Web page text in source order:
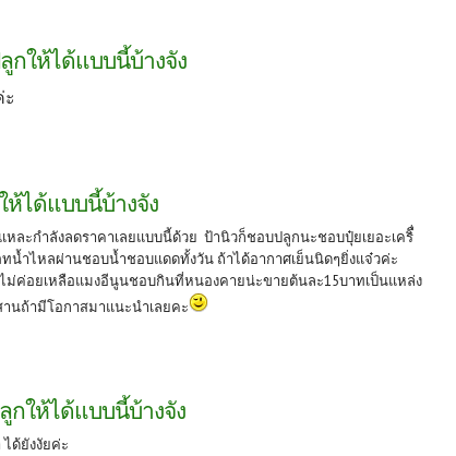
กให้ได้แบบนี้บ้างจัง
ห้ได้แบบนี้บ้างจัง
ละกำลังลดราคาเลยแบบนี้ด้วย ป้านิวก็ชอบปลูกนะชอบปุ๋ยเยอะเคริื่
ทน้ำไหลผ่านชอบน้ำชอบแดดทั้งวัน ถ้าได้อากาศเย็นนิดๆยิ่งแจ๋วค่ะ
ม่ค่อยเหลือแมงอีนูนชอบกินที่หนองคายน่ะขายต้นละ15บาทเป็นแหล่ง
นถ้ามีโอกาสมาแนะนำเลยคะ
กให้ได้แบบนี้บ้างจัง
ด้ยังงัยค่ะ